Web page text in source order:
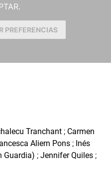
PREFERENCIAS
Tranchant ; Carmen
Aliern Pons ; Inés
Guardia) ; Jennifer Quiles ;